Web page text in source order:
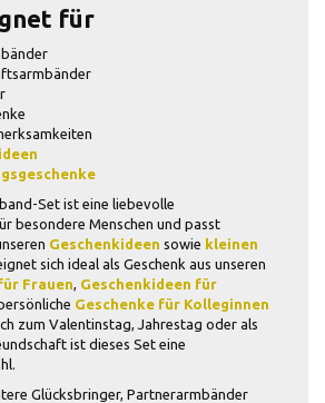
für
Set ist eine liebevolle
besondere Menschen und passt
Geschenkideen sowie kleinen
sich ideal als Geschenk aus unseren
Frauen, Geschenkideen für
Geschenke für Kolleginnen
zum Valentinstag, Jahrestag oder als
ist dieses Set eine
Glücksbringer, Partnerarmbänder